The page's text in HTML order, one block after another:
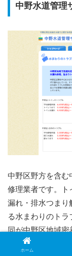
中野水道管理
中野区野方を含む
修理業者です。ト
漏れ・排水つまり
る水まわりのト
同が中野区地域密
力会社とも連携
ホーム